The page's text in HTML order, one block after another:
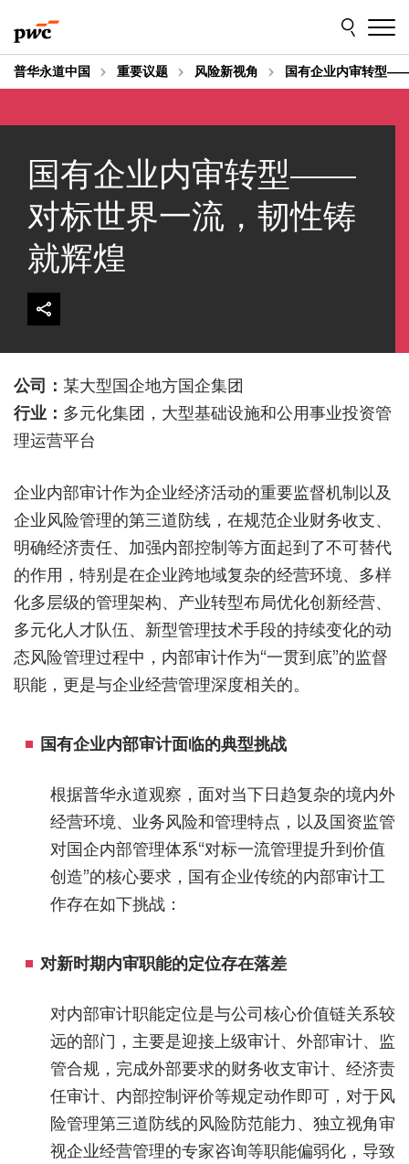
to
content
to
footer
普华永道中国 重要议题 风险新视角 国有企业内审转型
国有企业内审转型——
对标世界一流，韧性铸
就辉煌
公司： 某大型国企地方国企集团
行业： 多元化集团，大型基础设施和公用事业投资管
理运营平台
企业内部审计作为企业经济活动的重要监督机制以及
企业风险管理的第三道防线，在规范企业财务收支、
明确经济责任、加强内部控制等方面起到了不可替代
的作用，特别是在企业跨地域复杂的经营环境、多样
化多层级的管理架构、产业转型布局优化创新经营、
多元化人才队伍、新型管理技术手段的持续变化的动
态风险管理过程中，内部审计作为“一贯到底”的监督
职能，更是与企业经营管理深度相关的。
国有企业内部审计面临的典型挑战
根据普华永道观察，面对当下日趋复杂的境内外
经营环境、业务风险和管理特点，以及国资监管
对国企内部管理体系“对标一流管理提升到价值
创造”的核心要求，国有企业传统的内部审计工
作存在如下挑战：
对新时期内审职能的定位存在落差
对内部审计职能定位是与公司核心价值链关系较
远的部门，主要是迎接上级审计、外部审计、监
管合规，完成外部要求的财务收支审计、经济责
任审计、内部控制评价等规定动作即可，对于风
险管理第三道防线的风险防范能力、独立视角审
视企业经营管理的专家咨询等职能偏弱化，导致